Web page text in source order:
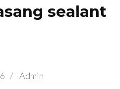
sealant
/ Admin